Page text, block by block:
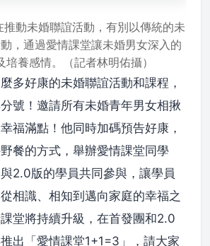
動未婚聯誼活動，有別以傳統的未
，通過愛情課堂讓未婚男女深入的
培養感情。（記者林明佑攝）
多好康的未婚聯誼活動和課程，
號！邀請所有未婚青年男女相揪
福滿點！他同時加碼預告好康，
餐的方式，舉辦愛情課堂同學
2.0版的學員共同參與，讓學員
相識、相知到邁向家庭的幸福之
堂將持續升級，在首發團和2.0
出「愛情課堂1+1=3」，請大家